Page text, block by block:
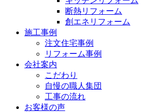
断熱リフォーム
創エネリフォーム
施工事例
注文住宅事例
リフォーム事例
会社案内
こだわり
自慢の職人集団
工事の流れ
お客様の声